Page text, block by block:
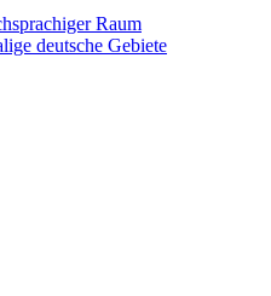
Raum
deutsche Gebiete